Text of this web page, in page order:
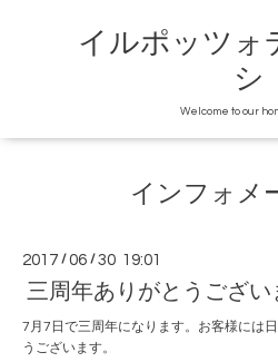
イルポッツ
シ
Welcome to our
インフォメ
2017 /06 /30 19:01
三周年ありがとうござい
7月7日で三周年になります。お客様には
うございます。